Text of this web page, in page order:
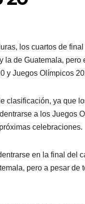
los cuartos de
de Guatemala, pero
y Juegos Olímpicos
clasificación, ya que
a los Juegos
celebraciones.
en la final del
pero a pesar de